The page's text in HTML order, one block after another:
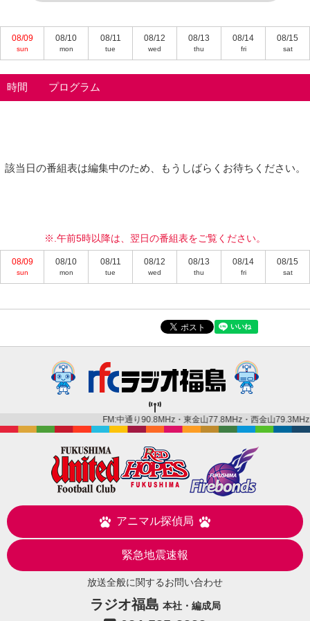
08/09
sun
08/10
mon
08/11
tue
08/12
wed
08/13
thu
08/14
fri
08/15
sat
時間 プログラム
該当日の番組表は編集中のため、もうしばらくお待ちください。
※.午前5時以降は、翌日の番組表をご覧ください。
08/09
sun
08/10
mon
08/11
tue
08/12
wed
08/13
thu
08/14
fri
08/15
sat
FM:中通り90.8MHz・東金山77.8MHz・西金山
アニマル探偵局
緊急地震速報
放送全般に関するお問い合わせ
ラジオ福島 本社・編成局